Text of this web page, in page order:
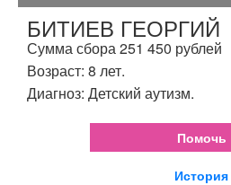
БИТИЕВ ГЕОРГИЙ
Сумма сбора 251 450 рублей
Возраст: 8 лет.
Диагноз: Детский аутизм.
Помочь
История